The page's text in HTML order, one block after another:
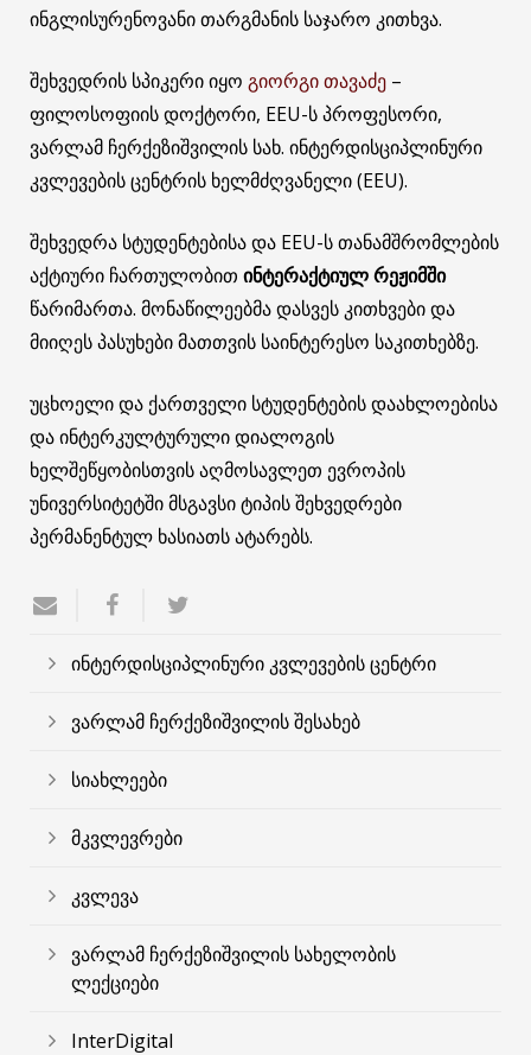
ინგლისურენოვანი თარგმანის საჯარო კითხვა.
შეხვედრის სპიკერი იყო გიორგი თავაძე –
ფილოსოფიის დოქტორი, EEU-ს პროფესორი,
ვარლამ ჩერქეზიშვილის სახ. ინტერდისციპლინური
კვლევების ცენტრის ხელმძღვანელი (EEU).
შეხვედრა სტუდენტებისა და EEU-ს თანამშრომლების
აქტიური ჩართულობით ინტერაქტიულ რეჟიმში
წარიმართა. მონაწილეებმა დასვეს კითხვები და
მიიღეს პასუხები მათთვის საინტერესო საკითხებზე.
უცხოელი და ქართველი სტუდენტების დაახლოებისა
და ინტერკულტურული დიალოგის
ხელშეწყობისთვის აღმოსავლეთ ევროპის
უნივერსიტეტში მსგავსი ტიპის შეხვედრები
პერმანენტულ ხასიათს ატარებს.
ინტერდისციპლინური კვლევების ცენტრი
ვარლამ ჩერქეზიშვილის შესახებ
სიახლეები
მკვლევრები
კვლევა
ვარლამ ჩერქეზიშვილის სახელობის
ლექციები
InterDigital